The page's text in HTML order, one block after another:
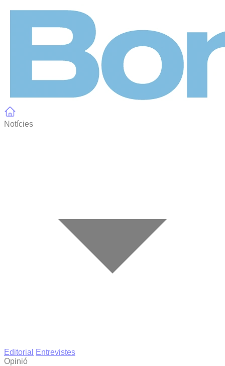
Notícies
Editorial
Entrevistes
Opinió